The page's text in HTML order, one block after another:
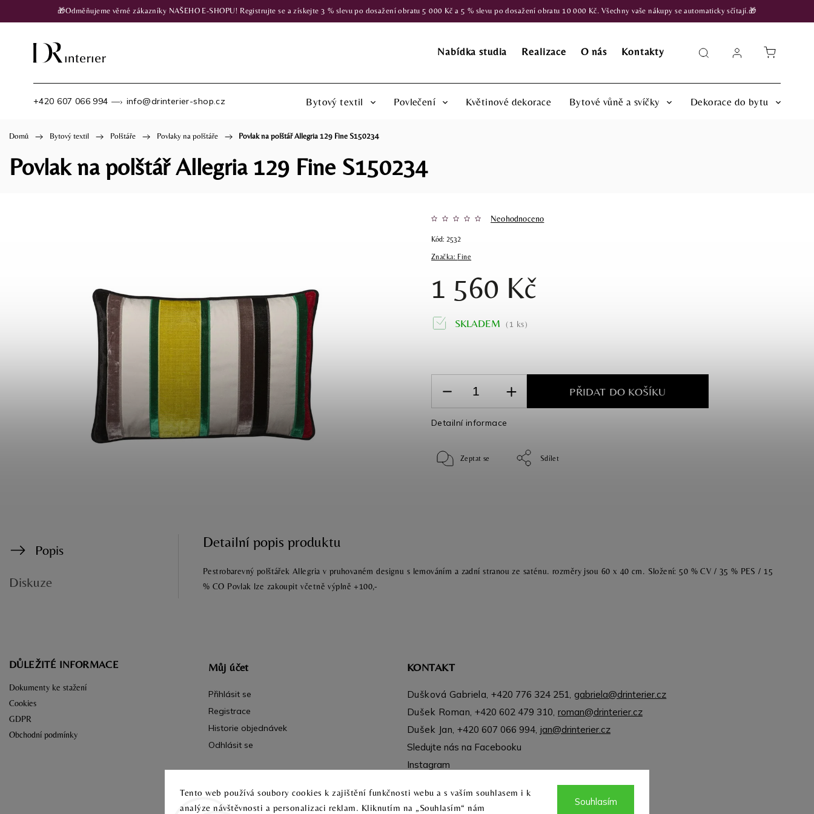
Tento web používá soubory cookies k zajištění funkčnosti webu a s vaším souhlasem i k
analýze návštěvnosti a personalizaci reklam. Kliknutím na „Souhlasím“ nám
Souhlasím
Nabídka studia Realizace O nás Kontakty
+420 607 066 994 —› info@drinterier-shop.cz Bytový textil Povlečení Květinové dekorace Bytové vůně a svíčky Dekorace do bytu
🎁Odměňujeme věrné zákazníky NAŠEHO E-SHOPU! Registrujte se a získejte 3 % slevu po dosažení obratu 5 000 Kč a 5 % slevu po dosažení obratu 10 000 Kč. Všechny vaše nákupy se automaticky sčítají.🎁
Domů / Bytový textil / Polštáře / Povlaky na polštáře / Povlak na polštář Allegria 129 Fine S150234
Povlak na polštář Allegria 129 Fine S150234
Značka: Fine
Neohodnoceno
1 560 Kč
Kód: 2532
SKLADEM (1 ks)
PŘIDAT DO KOŠÍKU
Detailní informace
Zeptat se Sdílet
Popis
Diskuze
Detailní popis produktu
Pestrobarevný polštářek Allegria v pruhovaném designu s lemováním a zadní stranou ze saténu. rozměry jsou 60 x 40 cm. Složení: 50 % CV / 35 % PES / 15
% CO Povlak lze zakoupit včetně výplně +100,-
DŮLEŽITÉ INFORMACE
Dokumenty ke stažení
Cookies
GDPR
Obchodní podmínky
Můj účet
Přihlásit se
Registrace
Historie objednávek
Odhlásit se
KONTAKT
Dušková Gabriela,+420 776 324 251
gabriela@drinterier.cz
Dušek Roman,+420 602 479 310 roman@drinterier.cz
Dušek Jan,+420 607 066 994 ,jan@drinterier.cz
Sledujte nás na Facebooku
Instagram